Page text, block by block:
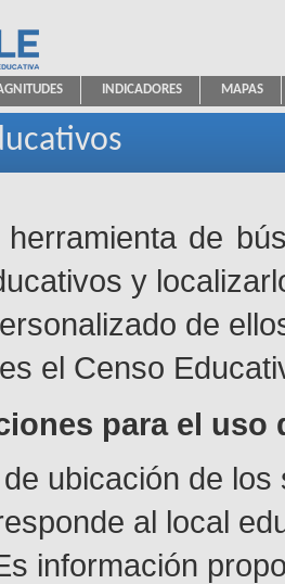
Estadística Educativa
INDICADORES MAPAS
de
y
de
el Censo
para el uso
ubicación de
al local
información